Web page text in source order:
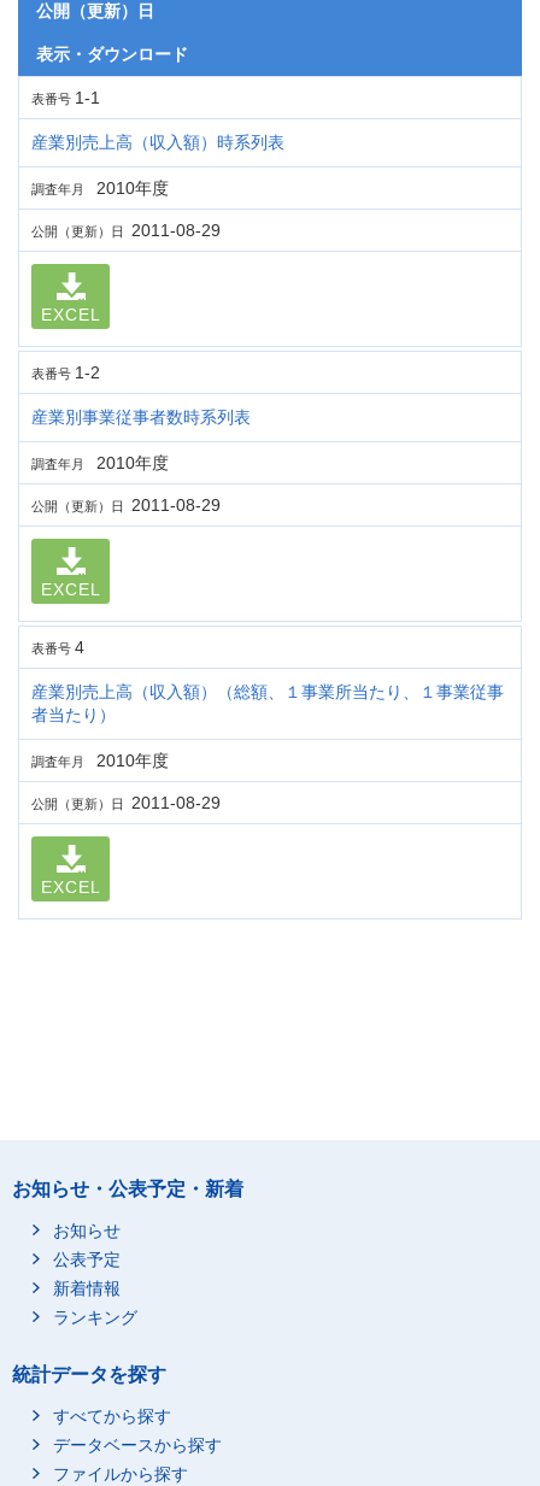
公開（更新）日
表示・ダウンロード
表番号 1-1
産業別売上高（収入額）時系列表
調査年月 2010年度
公開（更新）日 2011-08-29
EXCEL
表番号 1-2
産業別事業従事者数時系列表
調査年月 2010年度
公開（更新）日 2011-08-29
EXCEL
表番号 4
産業別売上高（収入額）（総額、１事業所当たり、１事業従事
者当たり）
調査年月 2010年度
公開（更新）日 2011-08-29
EXCEL
お知らせ・公表予定・新着
お知らせ
公表予定
新着情報
ランキング
統計データを探す
すべてから探す
データベースから探す
ファイルから探す